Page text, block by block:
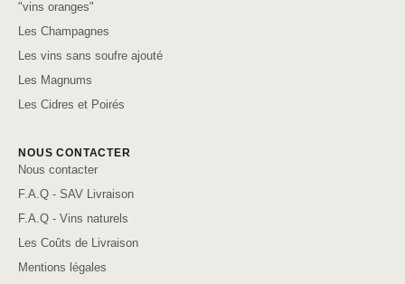
"vins oranges"
Les Champagnes
Les vins sans soufre ajouté
Les Magnums
Les Cidres et Poirés
NOUS CONTACTER
Nous contacter
F.A.Q - SAV Livraison
F.A.Q - Vins naturels
Les Coûts de Livraison
Mentions légales